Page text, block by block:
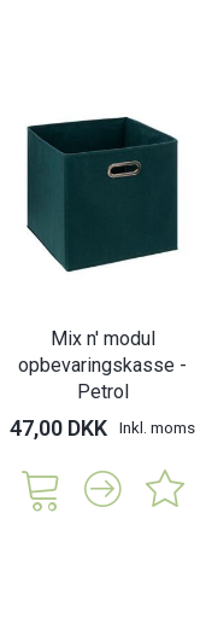
Mix n' modul
opbevaringskasse -
Petrol
47,00 DKK Inkl. moms